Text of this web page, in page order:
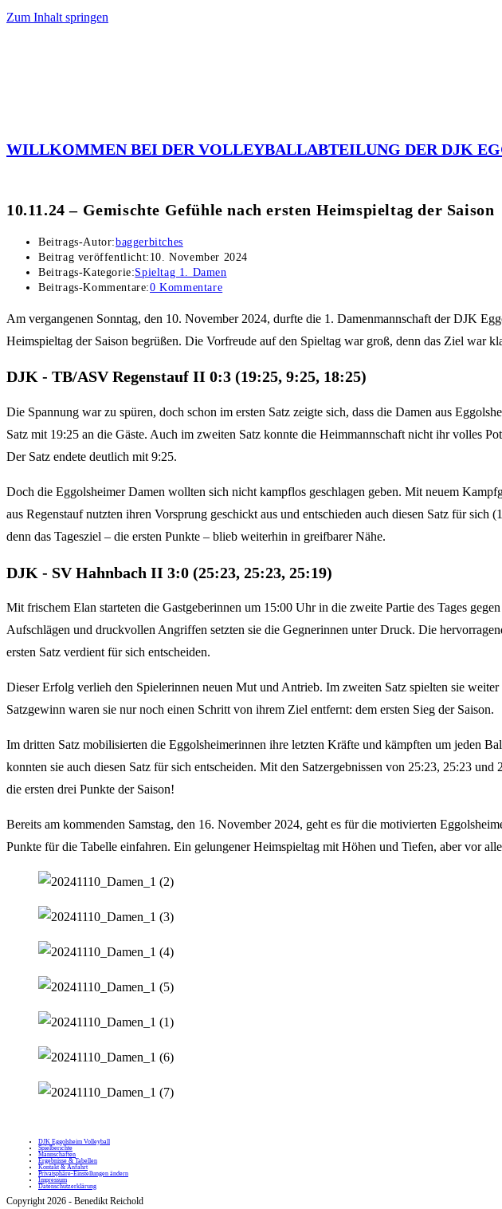
Zum Inhalt springen
WILLKOMMEN BEI DER VOLLEYBALLABTEILUNG DER DJK
10.11.24 – Gemischte Gefühle nach ersten Heimspieltag der Saison
Beitrags-Autor:baggerbitches
Beitrag veröffentlicht: 10. November 2024
Beitrags-Kategorie:Spieltag 1. Damen
Beitrags-Kommentare:0 Kommentare
Am vergangenen Sonntag, den 10. November 2024, durfte die 1. Damenmannschaft der DJK
Heimspieltag der Saison begrüßen. Die Vorfreude auf den Spieltag war groß, denn das Ziel war
DJK - TB/ASV Regenstauf II 0:3 (19:25, 9:25, 18:25)
Die Spannung war zu spüren, doch schon im ersten Satz zeigte sich, dass die Damen aus
Satz mit 19:25 an die Gäste. Auch im zweiten Satz konnte die Heimmannschaft nicht ihr volles
Der Satz endete deutlich mit 9:25.
Doch die Eggolsheimer Damen wollten sich nicht kampflos geschlagen geben. Mit neuem
aus Regenstauf nutzten ihren Vorsprung geschickt aus und entschieden auch diesen Satz für
denn das Tagesziel – die ersten Punkte – blieb weiterhin in greifbarer Nähe.
DJK - SV Hahnbach II 3:0 (25:23, 25:23, 25:19)
Mit frischem Elan starteten die Gastgeberinnen um 15:00 Uhr in die zweite Partie des Tages
Aufschlägen und druckvollen Angriffen setzten sie die Gegnerinnen unter Druck. Die
ersten Satz verdient für sich entscheiden.
Dieser Erfolg verlieh den Spielerinnen neuen Mut und Antrieb. Im zweiten Satz spielten sie
Satzgewinn waren sie nur noch einen Schritt von ihrem Ziel entfernt: dem ersten Sieg der Saison.
Im dritten Satz mobilisierten die Eggolsheimerinnen ihre letzten Kräfte und kämpften um jeden
konnten sie auch diesen Satz für sich entscheiden. Mit den Satzergebnissen von 25:23, 25:23
die ersten drei Punkte der Saison!
Bereits am kommenden Samstag, den 16. November 2024, geht es für die motivierten
Punkte für die Tabelle einfahren. Ein gelungener Heimspieltag mit Höhen und Tiefen, aber vor
DJK Eggolsheim Volleyball
Spielberichte
Mannschaften
Ergebnisse & Tabellen
Kontakt & Anfahrt
Privatsphäre-Einstellungen ändern
Impressum
Datenschutzerklärung
Copyright 2026 - Benedikt Reichold